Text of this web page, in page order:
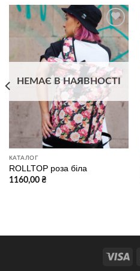
избранное
НЕМАЄ В НАЯВНОСТІ
КАТАЛОГ
ROLLTOP роза біла
1160,00 ₴